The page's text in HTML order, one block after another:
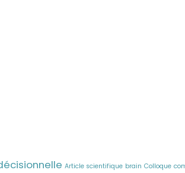
Article scientifique brain Colloque